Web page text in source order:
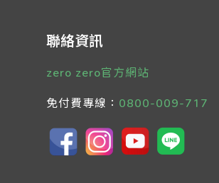
聯絡資訊
zero zero官方網站
免付費專線： 0800-009-717